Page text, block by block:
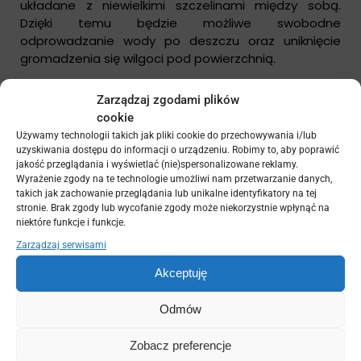
Zarządzaj zgodami plików
cookie
Używamy technologii takich jak pliki cookie do przechowywania i/lub
uzyskiwania dostępu do informacji o urządzeniu. Robimy to, aby poprawić
jakość przeglądania i wyświetlać (nie)spersonalizowane reklamy.
Wyrażenie zgody na te technologie umożliwi nam przetwarzanie danych,
takich jak zachowanie przeglądania lub unikalne identyfikatory na tej
stronie. Brak zgody lub wycofanie zgody może niekorzystnie wpłynąć na
niektóre funkcje i funkcje.
Zarządzaj serwisami
Akceptuję
Odmów
Zobacz preferencje
układane z niewielkimi szczelinami między sobą.
Dzięki temu będzie możliwe swobodne
odprowadzanie wody po deszczu oraz uniknięcie
gromadzenia się wilgoci pod powierzchnią.
Warto również pomyśleć o dodatkach do podłogi
pergoli. Wykorzystanie dywanów ogrodowych może
dodać przytulności oraz komfortu podczas
spędzania czasu na świeżym powietrzu. Dywany te
są wykonane z materiałów odpornych na działanie
czynników atmosferycznych i łatwe do czyszczenia,
co czyni je idealnym rozwiązaniem do przestrzeni
zewnętrznych.
Podsumowując, wybór odpowiedniej podłogi do
pergoli jest istotnym elementem całej aranżacji.
Niezależnie od tego, czy zdecydujesz się na
kompozytową podłogę tarasową, drewniane deski
dopasowaniu materiału do pozostałych elementów
przestrzeni oraz o zapewnieniu komfortu i